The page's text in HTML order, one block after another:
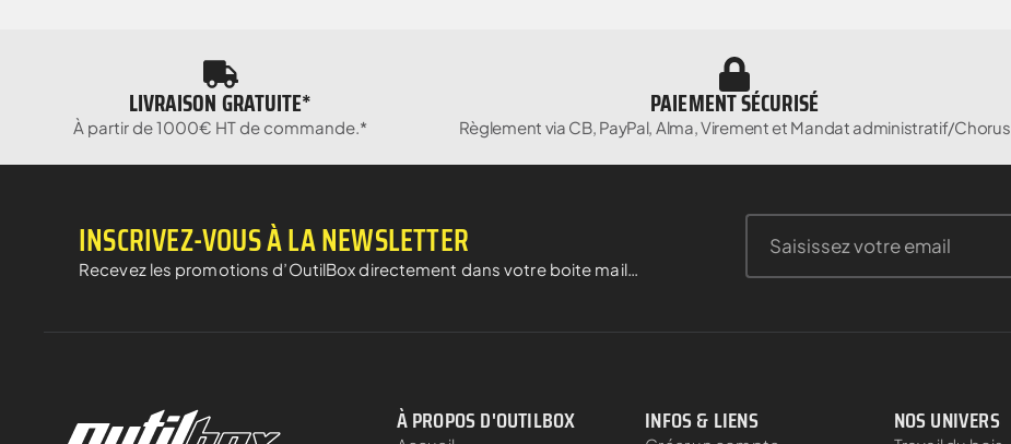
LIVRAISON GRATUITE*
À partir de 1000€ HT de commande.*
PAIEMENT SÉCURISÉ
Règlement via CB, PayPal, Alma, Virement et Mandat administratif/Chorus
INSCRIVEZ-VOUS À LA NEWSLETTER
Recevez les promotions d’OutilBox directement dans votre boite mail…
À PROPOS D'OUTILBOX INFOS & LIENS NOS UNIVERS